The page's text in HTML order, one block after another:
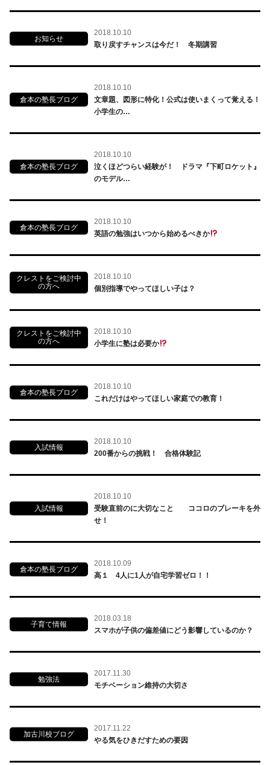
お知らせ
2018.10.10
取り戻すチャンスは今だ！ 冬期講習
倉本の塾長ブログ
2018.10.10
文章題、図形に特化！公式は使いまくって覚える！
小学生の…
倉本の塾長ブログ
2018.10.10
泣くほどつらい経験が！ ドラマ『下町ロケット』
のモデル…
倉本の塾長ブログ
2018.10.10
英語の勉強はいつから始めるべきか
クレストをご検討中
の方へ
2018.10.10
個別指導でやってほしい子は？
クレストをご検討中
の方へ
2018.10.10
小学生に塾は必要か
倉本の塾長ブログ
2018.10.10
これだけはやってほしい家庭での教育！
入試情報
2018.10.10
200番からの挑戦！ 合格体験記
入試情報
2018.10.10
受験直前のに大切なこと ココロのブレーキを外
せ！
倉本の塾長ブログ
2018.10.09
高１ 4人に1人が自宅学習ゼロ！！
子育て情報
2018.03.18
スマホが子供の偏差値にどう影響しているのか？
勉強法
2017.11.30
モチベーション維持の大切さ
加古川校ブログ
2017.11.22
やる気をひきだすための要因